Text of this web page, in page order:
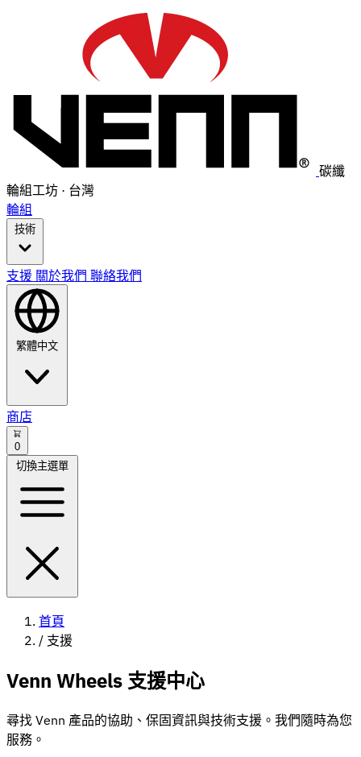
碳纖
輪組工坊 · 台灣
輪組
技術
支援 關於我們 聯絡我們
商店
0
切換主選單
首頁
/ 支援
Venn Wheels 支援中心
尋找 Venn 產品的協助、保固資訊與技術支援。我們隨時為您
服務。